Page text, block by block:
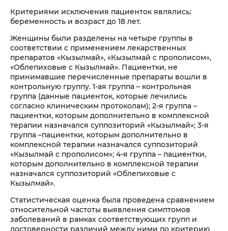
Критериями исключения пациенток являлись:
беременность и возраст до 18 лет.
Женщины были разделены на четыре группы в
соответствии с применением лекарственных
препаратов «Кызылмай», «Кызылмай с прополисом»,
«Облепиховые с Кызылмай». Пациентки, не
принимавшие перечисленные препараты вошли в
контрольную группу. 1-ая группа – контрольная
группа (данные пациенток, которые лечились
согласно клиническим протоколам); 2-я группа –
пациентки, которым дополнительно в комплексной
терапии назначался суппозиторий «Кызылмай»; 3-я
группа –пациентки, которым дополнительно в
комплексной терапии назначался суппозиторий
«Кызылмай с прополисом»; 4-я группа – пациентки,
которым дополнительно в комплексной терапии
назначался суппозиторий «Облепиховые с
Кызылмай».
Статистическая оценка была проведена сравнением
относительной частоты выявления симптомов
заболеваний в рамках соответствующих групп и
достоверности различий между ними по критерию